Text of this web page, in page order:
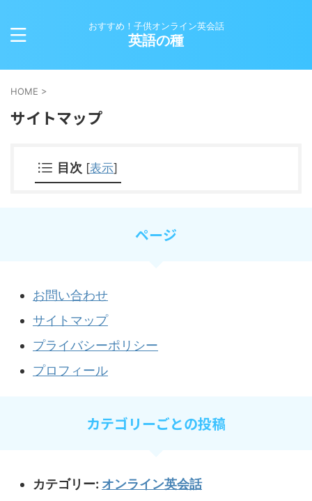
おすすめ！子供オンライン英会話
英語の種
HOME >
サイトマップ
目次 [表示]
ページ
お問い合わせ
サイトマップ
プライバシーポリシー
プロフィール
カテゴリーごとの投稿
カテゴリー: オンライン英会話